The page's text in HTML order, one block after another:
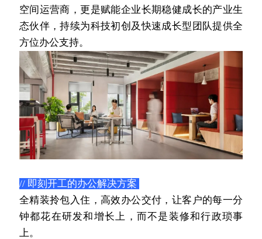
空间运营商，更是赋能企业长期稳健成长的产业生
态伙伴，持续为科技初创及快速成长型团队提供全
方位办公支持。
// 即刻开工的办公解决方案
全精装拎包入住，高效办公交付，让客户的每一分
钟都花在研发和增长上，而不是装修和行政琐事
上。